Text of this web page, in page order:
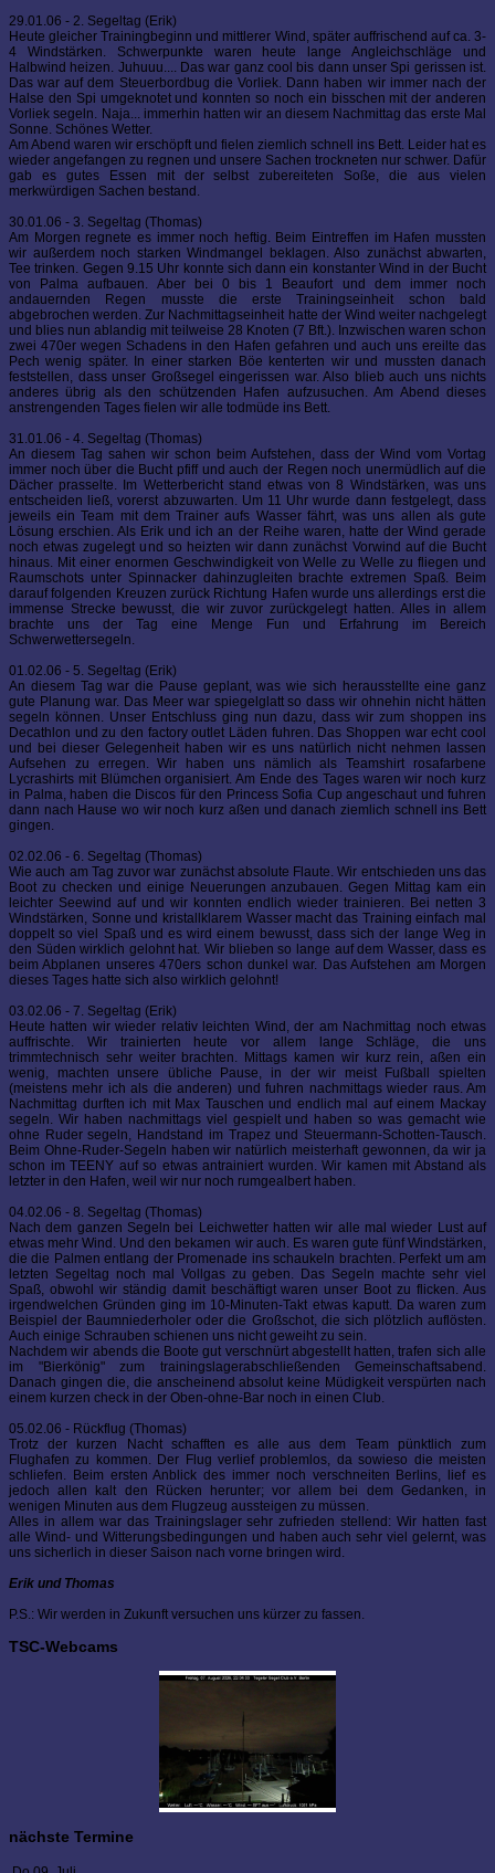
29.01.06 - 2. Segeltag (Erik)
Heute gleicher Trainingbeginn und mittlerer Wind, später auffrischend auf ca. 3-
4 Windstärken. Schwerpunkte waren heute lange Angleichschläge und
Halbwind heizen. Juhuuu.... Das war ganz cool bis dann unser Spi gerissen ist.
Das war auf dem Steuerbordbug die Vorliek. Dann haben wir immer nach der
Halse den Spi umgeknotet und konnten so noch ein bisschen mit der anderen
Vorliek segeln. Naja... immerhin hatten wir an diesem Nachmittag das erste Mal
Sonne. Schönes Wetter.
Am Abend waren wir erschöpft und fielen ziemlich schnell ins Bett. Leider hat es
wieder angefangen zu regnen und unsere Sachen trockneten nur schwer. Dafür
gab es gutes Essen mit der selbst zubereiteten Soße, die aus vielen
merkwürdigen Sachen bestand.
30.01.06 - 3. Segeltag (Thomas)
Am Morgen regnete es immer noch heftig. Beim Eintreffen im Hafen mussten
wir außerdem noch starken Windmangel beklagen. Also zunächst abwarten,
Tee trinken. Gegen 9.15 Uhr konnte sich dann ein konstanter Wind in der Bucht
von Palma aufbauen. Aber bei 0 bis 1 Beaufort und dem immer noch
andauernden Regen musste die erste Trainingseinheit schon bald
abgebrochen werden. Zur Nachmittagseinheit hatte der Wind weiter nachgelegt
und blies nun ablandig mit teilweise 28 Knoten (7 Bft.). Inzwischen waren schon
zwei 470er wegen Schadens in den Hafen gefahren und auch uns ereilte das
Pech wenig später. In einer starken Böe kenterten wir und mussten danach
feststellen, dass unser Großsegel eingerissen war. Also blieb auch uns nichts
anderes übrig als den schützenden Hafen aufzusuchen. Am Abend dieses
anstrengenden Tages fielen wir alle todmüde ins Bett.
31.01.06 - 4. Segeltag (Thomas)
An diesem Tag sahen wir schon beim Aufstehen, dass der Wind vom Vortag
immer noch über die Bucht pfiff und auch der Regen noch unermüdlich auf die
Dächer prasselte. Im Wetterbericht stand etwas von 8 Windstärken, was uns
entscheiden ließ, vorerst abzuwarten. Um 11 Uhr wurde dann festgelegt, dass
jeweils ein Team mit dem Trainer aufs Wasser fährt, was uns allen als gute
Lösung erschien. Als Erik und ich an der Reihe waren, hatte der Wind gerade
noch etwas zugelegt und so heizten wir dann zunächst Vorwind auf die Bucht
hinaus. Mit einer enormen Geschwindigkeit von Welle zu Welle zu fliegen und
Raumschots unter Spinnacker dahinzugleiten brachte extremen Spaß. Beim
darauf folgenden Kreuzen zurück Richtung Hafen wurde uns allerdings erst die
immense Strecke bewusst, die wir zuvor zurückgelegt hatten. Alles in allem
brachte uns der Tag eine Menge Fun und Erfahrung im Bereich
Schwerwettersegeln.
01.02.06 - 5. Segeltag (Erik)
An diesem Tag war die Pause geplant, was wie sich herausstellte eine ganz
gute Planung war. Das Meer war spiegelglatt so dass wir ohnehin nicht hätten
segeln können. Unser Entschluss ging nun dazu, dass wir zum shoppen ins
Decathlon und zu den factory outlet Läden fuhren. Das Shoppen war echt cool
und bei dieser Gelegenheit haben wir es uns natürlich nicht nehmen lassen
Aufsehen zu erregen. Wir haben uns nämlich als Teamshirt rosafarbene
Lycrashirts mit Blümchen organisiert. Am Ende des Tages waren wir noch kurz
in Palma, haben die Discos für den Princess Sofia Cup angeschaut und fuhren
dann nach Hause wo wir noch kurz aßen und danach ziemlich schnell ins Bett
gingen.
02.02.06 - 6. Segeltag (Thomas)
Wie auch am Tag zuvor war zunächst absolute Flaute. Wir entschieden uns das
Boot zu checken und einige Neuerungen anzubauen. Gegen Mittag kam ein
leichter Seewind auf und wir konnten endlich wieder trainieren. Bei netten 3
Windstärken, Sonne und kristallklarem Wasser macht das Training einfach mal
doppelt so viel Spaß und es wird einem bewusst, dass sich der lange Weg in
den Süden wirklich gelohnt hat. Wir blieben so lange auf dem Wasser, dass es
beim Abplanen unseres 470ers schon dunkel war. Das Aufstehen am Morgen
dieses Tages hatte sich also wirklich gelohnt!
03.02.06 - 7. Segeltag (Erik)
Heute hatten wir wieder relativ leichten Wind, der am Nachmittag noch etwas
auffrischte. Wir trainierten heute vor allem lange Schläge, die uns
trimmtechnisch sehr weiter brachten. Mittags kamen wir kurz rein, aßen ein
wenig, machten unsere übliche Pause, in der wir meist Fußball spielten
(meistens mehr ich als die anderen) und fuhren nachmittags wieder raus. Am
Nachmittag durften ich mit Max Tauschen und endlich mal auf einem Mackay
segeln. Wir haben nachmittags viel gespielt und haben so was gemacht wie
ohne Ruder segeln, Handstand im Trapez und Steuermann-Schotten-Tausch.
Beim Ohne-Ruder-Segeln haben wir natürlich meisterhaft gewonnen, da wir ja
schon im TEENY auf so etwas antrainiert wurden. Wir kamen mit Abstand als
letzter in den Hafen, weil wir nur noch rumgealbert haben.
04.02.06 - 8. Segeltag (Thomas)
Nach dem ganzen Segeln bei Leichwetter hatten wir alle mal wieder Lust auf
etwas mehr Wind. Und den bekamen wir auch. Es waren gute fünf Windstärken,
die die Palmen entlang der Promenade ins schaukeln brachten. Perfekt um am
letzten Segeltag noch mal Vollgas zu geben. Das Segeln machte sehr viel
Spaß, obwohl wir ständig damit beschäftigt waren unser Boot zu flicken. Aus
irgendwelchen Gründen ging im 10-Minuten-Takt etwas kaputt. Da waren zum
Beispiel der Baumniederholer oder die Großschot, die sich plötzlich auflösten.
Auch einige Schrauben schienen uns nicht geweiht zu sein.
Nachdem wir abends die Boote gut verschnürt abgestellt hatten, trafen sich alle
im "Bierkönig" zum trainingslagerabschließenden Gemeinschaftsabend.
Danach gingen die, die anscheinend absolut keine Müdigkeit verspürten nach
einem kurzen check in der Oben-ohne-Bar noch in einen Club.
05.02.06 - Rückflug (Thomas)
Trotz der kurzen Nacht schafften es alle aus dem Team pünktlich zum
Flughafen zu kommen. Der Flug verlief problemlos, da sowieso die meisten
schliefen. Beim ersten Anblick des immer noch verschneiten Berlins, lief es
jedoch allen kalt den Rücken herunter; vor allem bei dem Gedanken, in
wenigen Minuten aus dem Flugzeug aussteigen zu müssen.
Alles in allem war das Trainingslager sehr zufrieden stellend: Wir hatten fast
alle Wind- und Witterungsbedingungen und haben auch sehr viel gelernt, was
uns sicherlich in dieser Saison nach vorne bringen wird.
Erik und Thomas
P.S.: Wir werden in Zukunft versuchen uns kürzer zu fassen.
TSC-Webcams
nächste Termine